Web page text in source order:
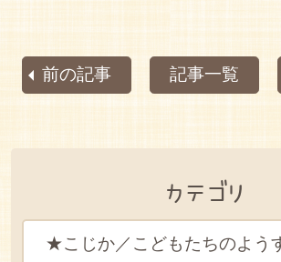
前の記事 記事一覧
カテゴリ
★こじか／こどもたちのよ